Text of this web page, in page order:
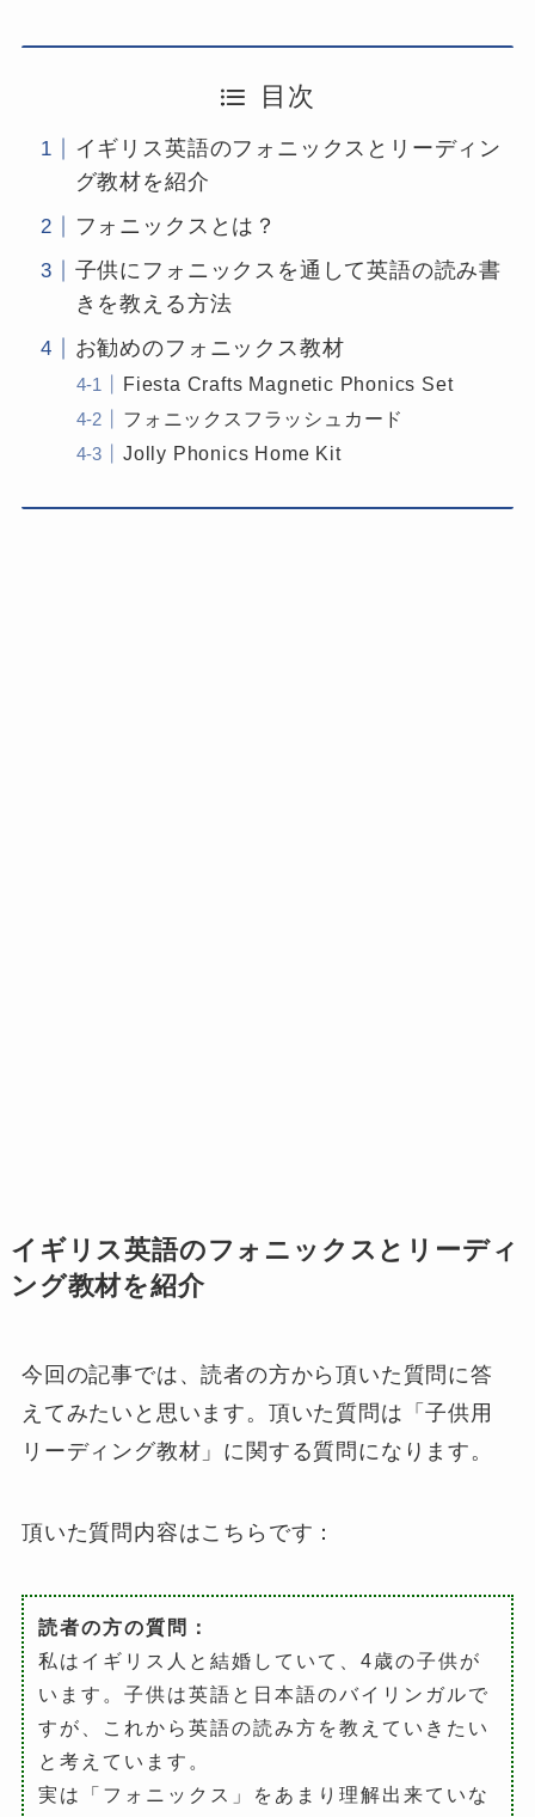
目次
イギリス英語のフォニックスとリーディン
グ教材を紹介
フォニックスとは？
子供にフォニックスを通して英語の読み書
きを教える方法
お勧めのフォニックス教材
Fiesta Crafts Magnetic Phonics Set
フォニックスフラッシュカード
Jolly Phonics Home Kit
イギリス英語のフォニックスとリーディ
ング教材を紹介
今回の記事では、読者の方から頂いた質問に答
えてみたいと思います。頂いた質問は「子供用
リーディング教材」に関する質問になります。
頂いた質問内容はこちらです：
読者の方の質問：
私はイギリス人と結婚していて、4歳の子供が
います。子供は英語と日本語のバイリンガルで
すが、これから英語の読み方を教えていきたい
と考えています。
実は「フォニックス」をあまり理解出来ていな